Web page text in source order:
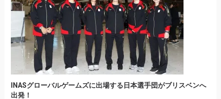
INASグローバルゲームズに出場する日本選手団がブリスベンへ
出発！